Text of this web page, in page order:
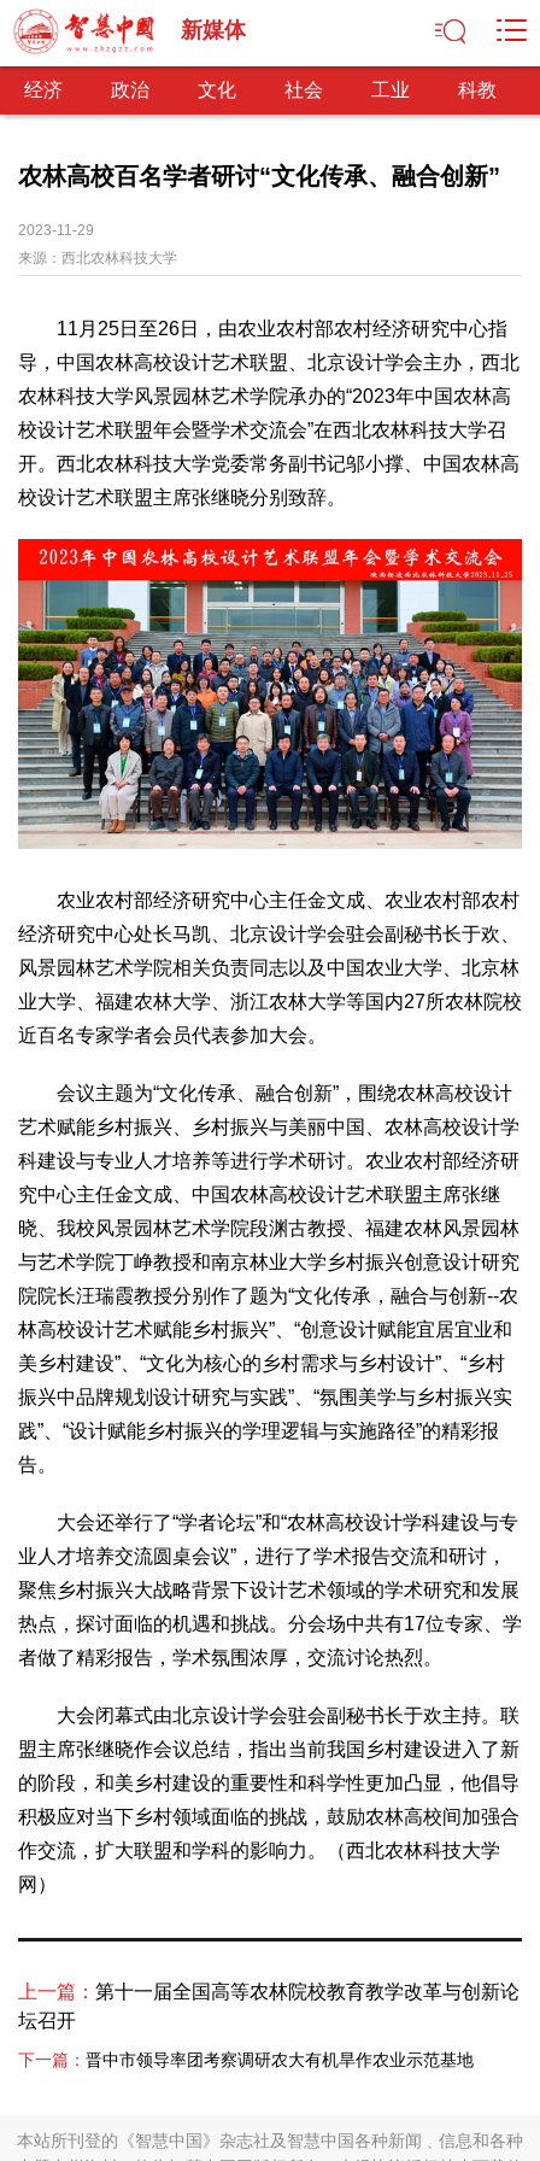
新媒体
经济 政治 文化 社会 工业 科教
经济
经济观察 产业纵横
深化改革 依法治国 司法公正 民主政治
观察思考
网文推荐
文化
中华文化 核心价值 文化产业 文化事业
文化观察
智海钩沉
社会治理 社会保障 城乡发展 民生建设
工业
装备制造 智能制造 制造2025 大国工匠
科教
科技观察 创新前沿 智慧教育 职业教育
三农
智慧农业 智慧乡村 基层之声
国防
国防建设 军民融合 兵器装备 军营风采
国际
生态
能源资源 环境保护 休闲旅游
视频
访谈 动态
赣
鲁 豫 鄂 湘 粤 桂 琼 渝 川 黔 滇
藏
陕
甘 青 宁 新 港 澳 台
智库
智库建设
信息
地方动态 地方强音
在线期刊
2017 2016 2015 2018 2019
联系我们 智慧中国动态
智慧城市
全景中国 智慧旅游 智慧教育 智慧医疗
智慧交通
智慧环保
智慧会客厅 县域经济 城乡建设 乡村振兴
工作动态 康养思语 明星老人 项目介绍
县域经济
政策发布 视频播报 工程案例
康养智库
合作伙伴
农林高校百名学者研讨“文化传承、融合创新”
2023-11-29
来源： 西北农林科技大学
11月25日至26日，由农业农村部农村经济研究中心指
导，中国农林高校设计艺术联盟、北京设计学会主办，西北
农林科技大学风景园林艺术学院承办的“2023年中国农林高
校设计艺术联盟年会暨学术交流会”在西北农林科技大学召
开。西北农林科技大学党委常务副书记邬小撑、中国农林高
校设计艺术联盟主席张继晓分别致辞。
农业农村部经济研究中心主任金文成、农业农村部农村
经济研究中心处长马凯、北京设计学会驻会副秘书长于欢、
风景园林艺术学院相关负责同志以及中国农业大学、北京林
业大学、福建农林大学、浙江农林大学等国内27所农林院校
近百名专家学者会员代表参加大会。
会议主题为“文化传承、融合创新”，围绕农林高校设计
艺术赋能乡村振兴、乡村振兴与美丽中国、农林高校设计学
科建设与专业人才培养等进行学术研讨。农业农村部经济研
究中心主任金文成、中国农林高校设计艺术联盟主席张继
晓、我校风景园林艺术学院段渊古教授、福建农林风景园林
与艺术学院丁峥教授和南京林业大学乡村振兴创意设计研究
院院长汪瑞霞教授分别作了题为“文化传承，融合与创新--农
林高校设计艺术赋能乡村振兴”、“创意设计赋能宜居宜业和
美乡村建设”、“文化为核心的乡村需求与乡村设计”、“乡村
振兴中品牌规划设计研究与实践”、“氛围美学与乡村振兴实
践”、“设计赋能乡村振兴的学理逻辑与实施路径”的精彩报
告。
大会还举行了“学者论坛”和“农林高校设计学科建设与专
业人才培养交流圆桌会议”，进行了学术报告交流和研讨，
聚焦乡村振兴大战略背景下设计艺术领域的学术研究和发展
热点，探讨面临的机遇和挑战。分会场中共有17位专家、学
者做了精彩报告，学术氛围浓厚，交流讨论热烈。
大会闭幕式由北京设计学会驻会副秘书长于欢主持。联
盟主席张继晓作会议总结，指出当前我国乡村建设进入了新
的阶段，和美乡村建设的重要性和科学性更加凸显，他倡导
积极应对当下乡村领域面临的挑战，鼓励农林高校间加强合
作交流，扩大联盟和学科的影响力。（西北农林科技大学
网）
上一篇： 第十一届全国高等农林院校教育教学改革与创新论
坛召开
下一篇： 晋中市领导率团考察调研农大有机旱作农业示范基地
本站所刊登的《智慧中国》杂志社及智慧中国各种新闻﹑信息和各种